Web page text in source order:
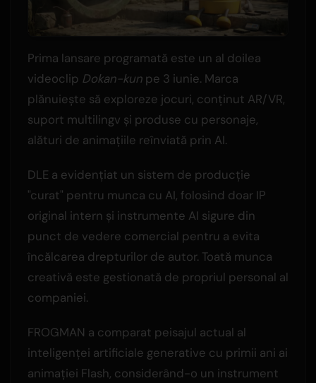
Prima lansare programată este un al doilea
videoclip Dokan-kunpe 3 iunie. Marca
plănuiește să exploreze jocuri, conținut AR/VR,
suport multilingv și produse cu personaje,
alături de animațiile reînviată prin AI.
DLE a evidențiat un sistem de producție
"curat" pentru munca cu AI, folosind doar IP
original intern și instrumente AI sigure din
punct de vedere comercial pentru a evita
încălcarea drepturilor de autor. Toată munca
creativă este gestionată de propriul personal al
companiei.
FROGMAN a comparat peisajul actual al
inteligenței artificiale generative cu primii ani ai
animației Flash, considerând-o un instrument